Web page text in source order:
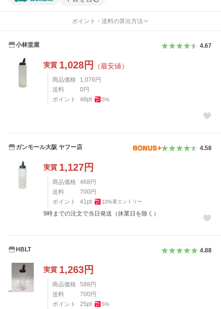
ポイント・送料の算出方法
小林堂屋 4.67
実質 1,028円 （最安値）
商品価格 1,076 円
送料
0 円
ポイント
48pt 5%
ガンモール大阪 ヤフー店 4.58
実質 1,127円
商品価格 468 円
送料
700 円
ポイント
41pt 10%要エントリー
9時までの注文で当日発送（休業日を除く）
HBLT 4.88
実質 1,263円
商品価格 588 円
送料
700 円
ポイント
25pt 5%